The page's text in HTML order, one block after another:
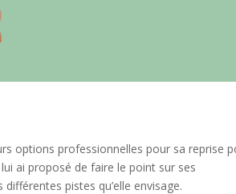
options professionnelles pour sa reprise
ai proposé de faire le point sur ses
pistes qu’elle envisage.